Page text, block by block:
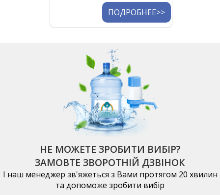
ПОДРОБНЕЕ>>
НЕ МОЖЕТЕ ЗРОБИТИ ВИБІР?
ЗАМОВТЕ ЗВОРОТНІЙ ДЗВІНОК
І наш менеджер зв'яжеться з Вами протягом 20 хвилин
та допоможе зробити вибір